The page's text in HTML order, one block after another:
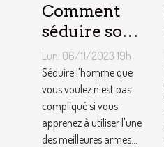
Comment
séduire son
homme ?
Lun. 06/11/2023 19h
Séduire l'homme que
vous voulez n'est pas
compliqué si vous
apprenez à utiliser l'une
des meilleures armes...